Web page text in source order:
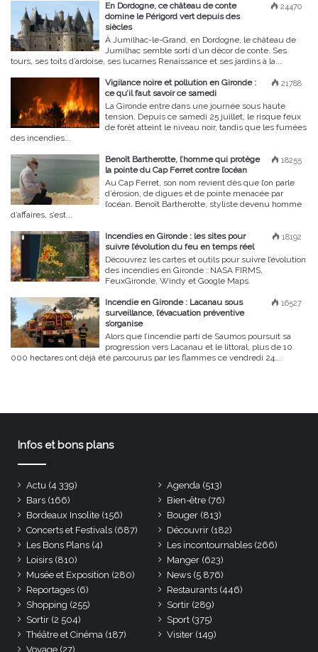
24470
En Dordogne, ce château de conte
domine le Périgord vert depuis des
siècles
À Jumilhac-le-Grand, en Dordogne, le château de
Jumilhac semble sorti d’un décor de conte. Ses
tours, ses toits d’ardoise, ses lucarnes Renaissance et ses jardins à la...
21788
Vigilance noire et pollution en Gironde :
ce qu’il faut savoir ce samedi
La Gironde entre dans une journée sous haute
tension. Depuis ce samedi 25 juillet, le risque feux
de forêt atteint le niveau noir, tandis que les fumées
des incendies...
18255
Benoît Bartherotte, l’homme qui protège
la pointe du Cap Ferret contre l’océan
Au Cap Ferret, son nom revient dès que l’on parle
d’érosion, de digues et de pointe menacée par
l’océan. Benoît Bartherotte, styliste devenu homme
d’affaires, s’est...
18192
Incendies en Gironde : les sites pour
suivre l’évolution du feu en temps réel
Découvrez les cartes et outils pour suivre l’évolution
des incendies en Gironde : NASA FIRMS,
FeuxGironde, Windy et Google Maps.
16527
Incendie en Gironde : Lacanau sous
surveillance, l’évacuation préventive
s’organise
Alors que l’incendie parti de Saumos poursuit sa
progression vers Lacanau et le littoral, plus de 10
000 hectares ont déjà été parcourus par les flammes ce vendredi 24...
Infos et bons plans
Actu (4 339) Agenda (513)
Bars (166) Bien-être (76)
Bordeaux Insolite (156) Bouger (813)
Concerts et Festivals (687) Découvrir (182)
Les Bons Plans (4) Les incontournables (266)
Loisirs (810) Manger (623)
Musée et Exposition (280) News (5 876)
Reportages (6) Restaurants (446)
Shopping (255) Sortir (289)
Sortir (2 504) Sport (375)
Théâtre et Cinéma (187) Visiter (149)
Voyage (27)